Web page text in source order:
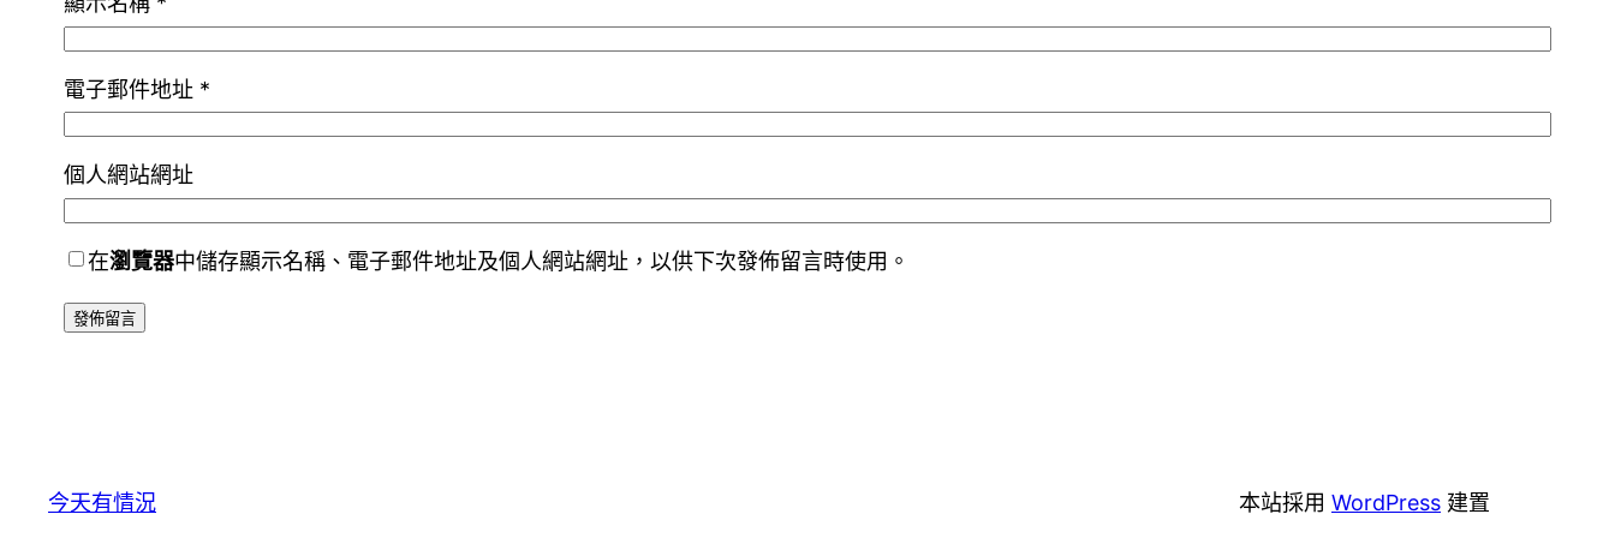
電子郵件地址 *
個人網站網址
在瀏覽器中儲存顯示名稱、電子郵件地址及個人網站網址，以供下次發佈留言時使用。
今天有情況 本站採用 WordPress 建置